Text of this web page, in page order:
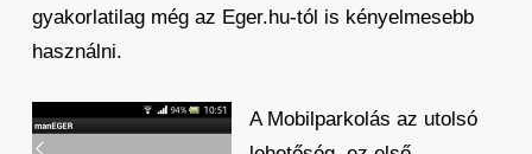
gyakorlatilag még az Eger.hu-tól is kényelmesebb
használni.
A Mobilparkolás az utolsó